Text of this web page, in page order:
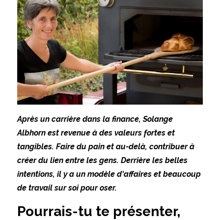
Après un carrière dans la finance, Solange
Albhorn est revenue à des valeurs fortes et
tangibles. Faire du pain et au-delà, contribuer à
créer du lien entre les gens. Derrière les belles
intentions, il y a un modèle d'affaires et beaucoup
de travail sur soi pour oser.
Pourrais-tu te présenter,